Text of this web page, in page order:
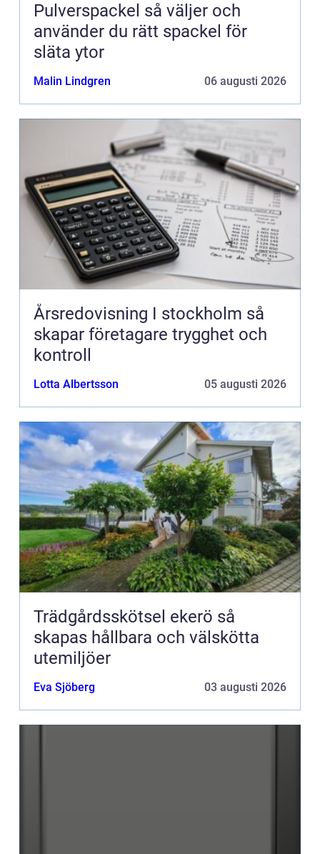
Pulverspackel så väljer och
använder du rätt spackel för
släta ytor
Malin Lindgren 06 augusti 2026
Årsredovisning I stockholm så
skapar företagare trygghet och
kontroll
Lotta Albertsson 05 augusti 2026
Trädgårdsskötsel ekerö så
skapas hållbara och välskötta
utemiljöer
Eva Sjöberg 03 augusti 2026